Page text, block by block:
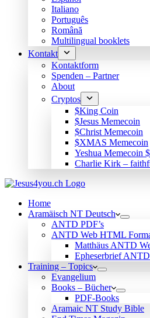
Italiano
Português
Română
Multilingual booklets
Kontakt
Kontaktform
Spenden – Partner
About
Cryptos
$King Coin
$Jesus Memecoin
$Christ Memecoin
$XMAS Memecoin
Yeshua Memecoin
Charlie Kirk –
Home
Aramäisch NT Deutsch
ANTD PDF’s
ANTD Web HTML
Matthäus ANTD
Epheserbrief
Training – Topics
Evangelium
Books – Bücher
PDF-Books
Aramaic NT Study Bible